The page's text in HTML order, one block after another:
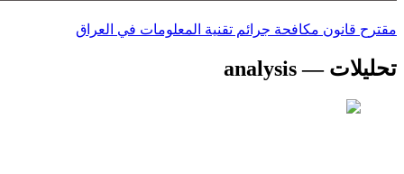
مقترح قانون مكافحة جرائم تقنية المعلومات في العراق
تحليلات — analysis